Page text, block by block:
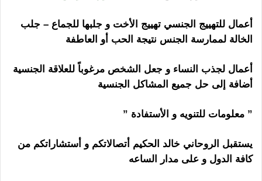
أعمال للتهييج الجنسي تهييج الأخت و جلبها للجماع – جلب
الخالة لممارسة الجنس نتيجة الحب أو العاطفة
أعمال لجذب النساء و جعل الشخص مرغوباً للعلاقة الجنسية
أضافة إلى حل جميع المشاكل الجنسية
” معلومات للتنويه و الأستفادة ”
يستقبل الروحاني خالد الحكيم أتصالاتكم و أستشاراتكم من
كافة الدول و على مدار الساعه